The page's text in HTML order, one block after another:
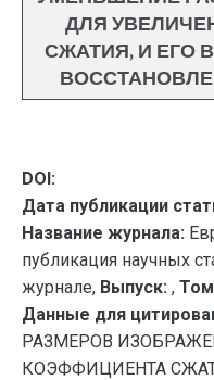
ДЛЯ
СЖАТИЯ, И ЕГО
DOI:
Дата публикации
Название журнала:
публикация научных
журнале, Выпуск: ,
Данные для
РАЗМЕРОВ
КОЭФФИЦИЕНТА